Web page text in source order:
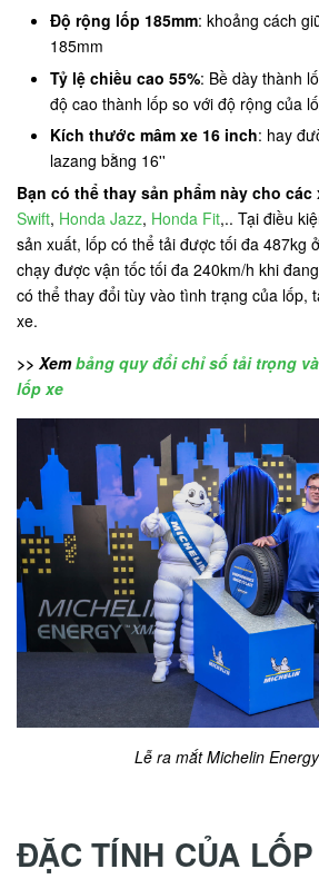
Độ rộng lốp 185mm: khoảng cách
185mm
Tỷ lệ chiều cao 55%: Bề dày thành
độ cao thành lốp so với độ rộng của
Kích thước mâm xe 16 inch: hay
lazang bằng 16''
Bạn có thể thay sản phẩm này cho các
Swift, Honda Jazz, Honda Fit,.. Tại điều
sản xuất, lốp có thể tải được tối đa 487kg
chạy được vận tốc tối đa 240km/h khi
có thể thay đổi tùy vào tình trạng của lốp,
xe.
>> Xembảng quy đổi chỉ số tải trọng
lốp xe
Lễ ra mắt Michelin
ĐẶC TÍNH CỦA LỐP